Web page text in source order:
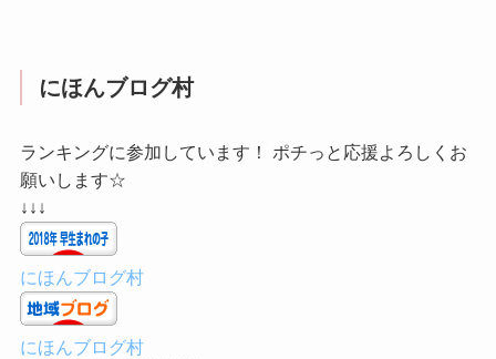
にほんブログ村
ランキングに参加しています！ ポチっと応援よろしくお
願いします☆
↓↓↓
にほんブログ村
にほんブログ村